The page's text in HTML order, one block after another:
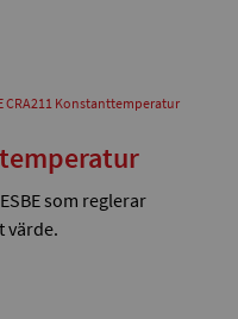
CRA211 Konstanttemperatur
som reglerar
värde.